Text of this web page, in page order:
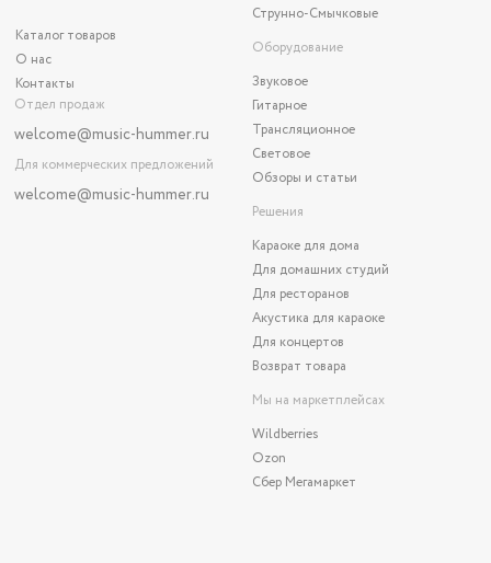
Каталог товаров
О нас
Контакты
Отдел продаж
welcome@music-hummer.ru
Для коммерческих предложений
welcome@music-hummer.ru
Струнно-Смычковые
Оборудование
Звуковое
Гитарное
Трансляционное
Световое
Обзоры и статьи
Решения
Караоке для дома
Для домашних студий
Для ресторанов
Акустика для караоке
Для концертов
Возврат товара
Мы на маркетплейсах
Wildberries
Ozon
Сбер Мегамаркет